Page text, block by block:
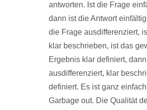
antworten. Ist die Frage
dann ist die Antwort
die Frage ausdifferenziert,
klar beschrieben, ist das
Ergebnis klar definiert,
ausdifferenziert, klar
definiert. Es ist ganz
Garbage out. Die Qualität